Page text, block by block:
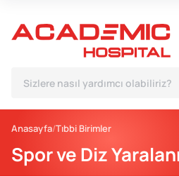
Anasayfa Tıbbi Birimler
Spor ve Diz